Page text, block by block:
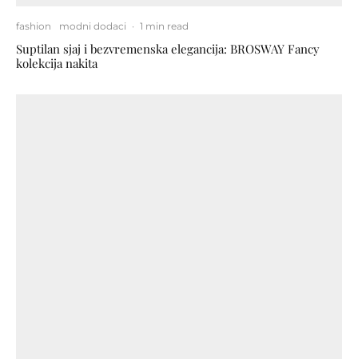
fashion modni dodaci · 1 min read
Suptilan sjaj i bezvremenska elegancija: BROSWAY Fancy
kolekcija nakita